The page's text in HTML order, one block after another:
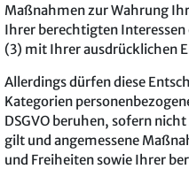
Maßnahmen zur Wahrung
Ihrer berechtigten
(3) mit Ihrer ausdrücklichen
Allerdings dürfen diese
Kategorien
DSGVO beruhen, sofern
gilt und angemessene
und Freiheiten sowie Ihrer